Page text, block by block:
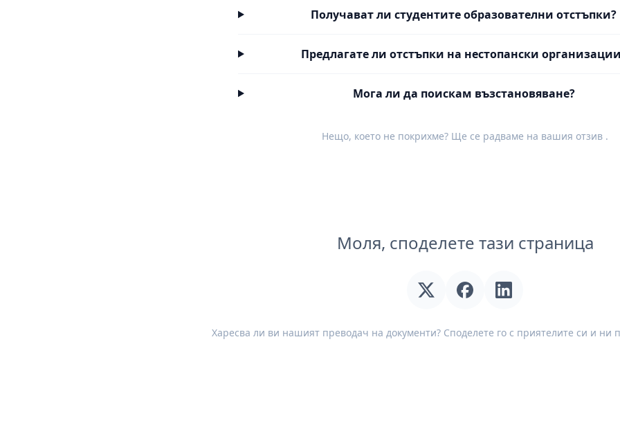
Получават ли студентите образователни отстъпки?
Предлагате ли отстъпки на нестопански
Мога ли да поискам възстановяване?
Нещо, което не покрихме? Ще се радваме на вашия отзив .
Моля, споделете тази страница
Харесва ли ви нашият преводач на документи? Споделете го с приятелите си и ни